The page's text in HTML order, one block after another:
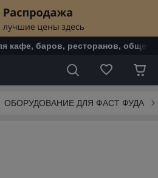
кафе, баров, ресторанов,
ОБОРУДОВАНИЕ ДЛЯ ФАСТ ФУДА